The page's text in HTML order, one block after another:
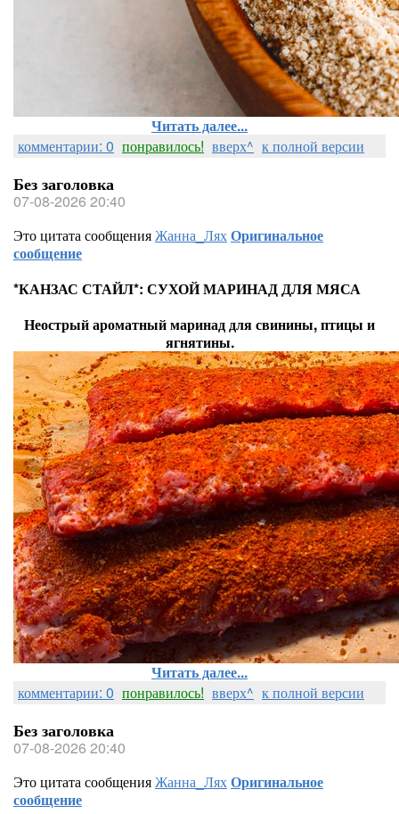
Читать далее...
комментарии: 0 понравилось! вверх^ к полной версии
Без заголовка
07-08-2026 20:40
Это цитата сообщенияЖанна_ЛяхОригинальное
сообщение
*КАНЗАС СТАЙЛ*: СУХОЙ МАРИНАД ДЛЯ МЯСА
Неострый ароматный маринад для свинины, птицы и
ягнятины.
Читать далее...
комментарии: 0 понравилось! вверх^ к полной версии
Без заголовка
07-08-2026 20:40
Это цитата сообщенияЖанна_ЛяхОригинальное
сообщение